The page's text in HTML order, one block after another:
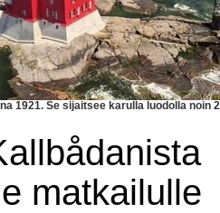
1921. Se sijaitsee karulla luodolla
matkailulle